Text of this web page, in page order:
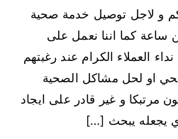
و لاجل توصيل خدمة صحية
ساعة كما اننا نعمل على
العملاء الكرام عند رغبتهم
او لحل مشاكل الصحية
مرتبكا و غير قادر على ايجاد
يجعله يبحث […]